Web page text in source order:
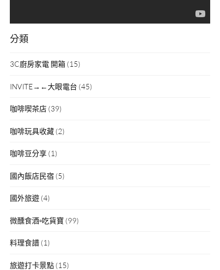
分類
3C廚房家電 開箱 (15)
INVITE→←大眼電台 (45)
咖啡喫茶店 (39)
咖啡玩具收藏 (2)
咖啡豆分享 (1)
國內飯店民宿 (5)
國外旅遊 (4)
微醺食酒▫吃貨寶 (99)
料理食譜 (1)
旅遊打卡景點 (15)